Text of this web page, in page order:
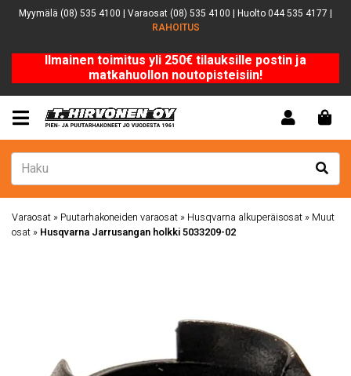
Myymälä (08) 535 4100 | Varaosat (08) 535 4100 | Huolto 044 535 4177 |
RAHOITUS
Ilmainen toimitus yli 250€ tilauksille postin ja
matkahuollon noutopisteisiin!
Varaosat » Puutarhakoneiden varaosat » Husqvarna alkuperäisosat » Muut
osat » Husqvarna Jarrusangan holkki 5033209-02